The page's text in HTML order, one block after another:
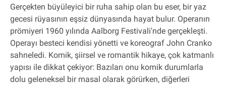
Gerçekten büyüleyici bir ruha sahip olan bu eser, bir yaz
gecesi rüyasının eşsiz dünyasında hayat bulur. Operanın
prömiyeri 1960 yılında Aalborg Festivali'nde gerçekleşti.
Operayı besteci kendisi yönetti ve koreograf John Cranko
sahneledi. Komik, şiirsel ve romantik hikaye, çok katmanlı
yapısı ile dikkat çekiyor: Bazıları onu komik durumlarla
dolu geleneksel bir masal olarak görürken, diğerleri